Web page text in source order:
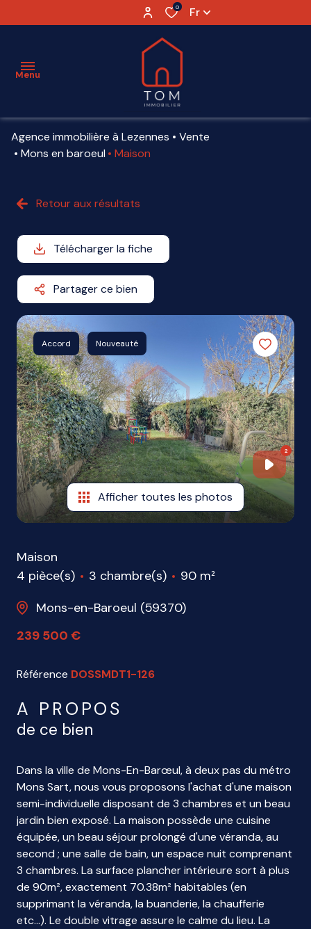
0 Fr
Menu
ESTIMATION
LOCATION
VENDU
PARTENAIRES
ME
CONTACTER
Agence immobilière à Lezennes
Vente
Mons en baroeul
Maison
Retour aux résultats
Télécharger la fiche
Partager ce bien
Accord Nouveauté
2
1
2
Afficher toutes les photos
Maison
4 pièce(s)
3 chambre(s)
90 m²
Mons-en-Baroeul (59370)
239 500 €
Référence DOSSMDT1-126
A PROPOS
de ce bien
Dans la ville de Mons-En-Barœul, à deux pas du métro
Mons Sart, nous vous proposons l'achat d'une maison
semi-individuelle disposant de 3 chambres et un beau
jardin bien exposé. La maison possède une cuisine
équipée, un beau séjour prolongé d'une véranda, au
second ; une salle de bain, un espace nuit comprenant
3 chambres. La surface plancher intérieure sort à plus
de 90m², exactement 70.38m² habitables (en
supprimant la véranda, la buanderie, la chaufferie
etc...). Le double vitrage assure le calme du lieu. La